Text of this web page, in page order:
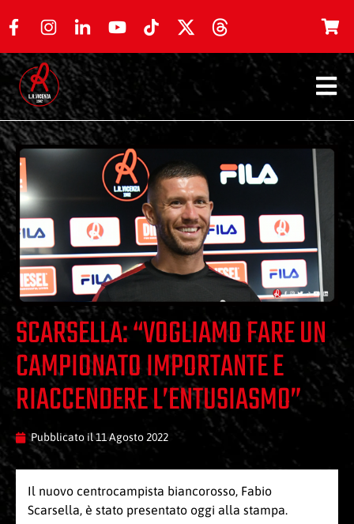
SCARSELLA: “VOGLIAMO FARE UN
CAMPIONATO IMPORTANTE E
RIACCENDERE L’ENTUSIASMO”
Pubblicato il11 Agosto 2022
Il nuovo centrocampista biancorosso, Fabio
Scarsella, è stato presentato oggi alla stampa.